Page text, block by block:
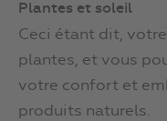
Plantes et soleil
Ceci étant dit,
plantes, et vous
votre confort et
produits naturels.